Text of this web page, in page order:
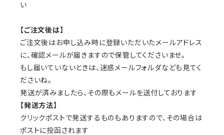
い
【ご注文後は】
ご注文後はお申し込み時に登録いただいたメールアドレス
に、確認メールが届きますので保管してくださいませ。
もし届いていないときは、迷惑メールフォルダなども見てく
ださいね。
発送が済みましたら、その際もメールを送付しております
【発送方法】
クリックポストで発送するものもありますので、その場合は
ポストに投函されます